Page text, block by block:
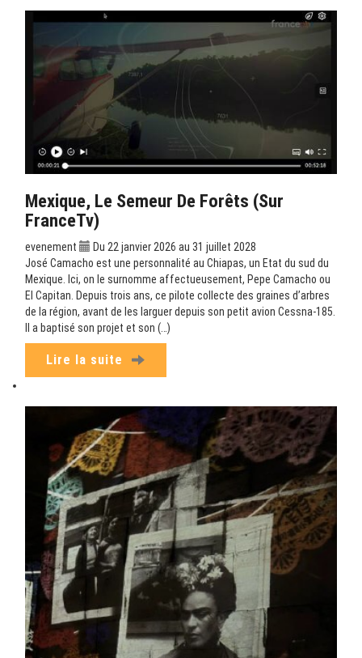
Mexique, Le Semeur De Forêts (sur
FranceTv)
evenement
Du 22 janvier 2026 au 31 juillet 2028
José Camacho est une personnalité au Chiapas, un Etat du sud du
Mexique. Ici, on le surnomme affectueusement, Pepe Camacho ou
El Capitan. Depuis trois ans, ce pilote collecte des graines d’arbres
de la région, avant de les larguer depuis son petit avion Cessna-185.
Il a baptisé son projet et son (…)
Lire la suite